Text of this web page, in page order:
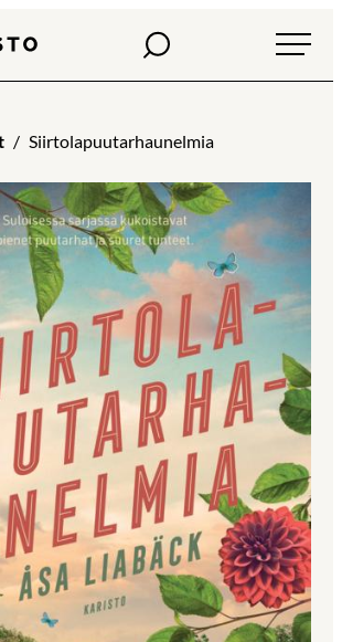
Haku
Siirtolapuutarhaunelmia